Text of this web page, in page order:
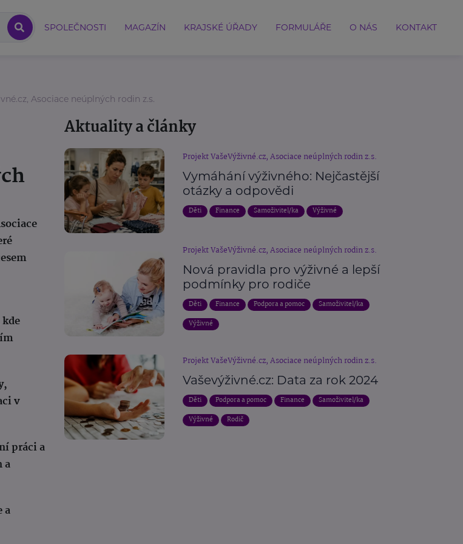
SPOLEČNOSTI MAGAZÍN KRAJSKÉ ÚŘADY FORMULÁŘE O NÁS KONTAKT
Asociace neúplných rodin z.s.
v
práci a
a
a
Aktuality a články
Projekt VašeVýživné.cz, Asociace neúplných rodin z.s.
Vymáhání výživného: Nejčastější
otázky a odpovědi
Děti Finance Samoživitel/ka Výživné
Projekt VašeVýživné.cz, Asociace neúplných rodin z.s.
Nová pravidla pro výživné a lepší
podmínky pro rodiče
Děti Finance Podpora a pomoc
Samoživitel/ka
Výživné
Projekt VašeVýživné.cz, Asociace neúplných rodin z.s.
Vaševýživné.cz: Data za rok 2024
Děti Podpora a pomoc Finance
Samoživitel/ka
Výživné
Rodič